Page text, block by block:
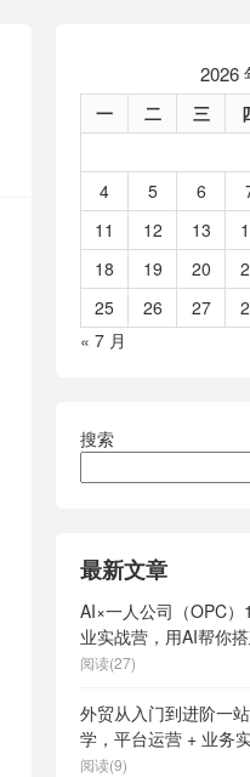
2026
一 二 三
4
5 6
11
12 13
18
19 20
25
26 27
« 7 月
搜索
最新文章
AI×一人公司（OPC）
业实战营，用AI帮你
属于你自己的、能独立
阅读(27)
外贸从入门到进阶一
学，平台运营 + 业务
合，实现业绩稳步增长
阅读(9)